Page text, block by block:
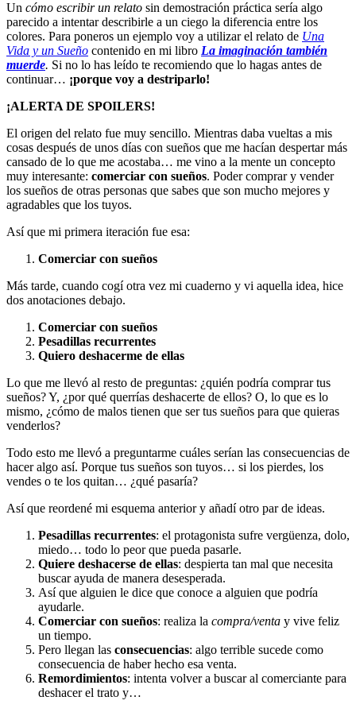
Un cómo escribir un relato sin demostración práctica sería algo
parecido a intentar describirle a un ciego la diferencia entre los
colores. Para poneros un ejemplo voy a utilizar el relato de Una
Vida y un Sueño contenido en mi libro La imaginación también
muerde. Si no lo has leído te recomiendo que lo hagas antes de
continuar… ¡porque voy a destriparlo!
¡ALERTA DE SPOILERS!
El origen del relato fue muy sencillo. Mientras daba vueltas a mis
cosas después de unos días con sueños que me hacían despertar más
cansado de lo que me acostaba… me vino a la mente un concepto
muy interesante: comerciar con sueños. Poder comprar y vender
los sueños de otras personas que sabes que son mucho mejores y
agradables que los tuyos.
Así que mi primera iteración fue esa:
Comerciar con sueños
Más tarde, cuando cogí otra vez mi cuaderno y vi aquella idea, hice
dos anotaciones debajo.
Comerciar con sueños
Pesadillas recurrentes
Quiero deshacerme de ellas
Lo que me llevó al resto de preguntas: ¿quién podría comprar tus
sueños? Y, ¿por qué querrías deshacerte de ellos? O, lo que es lo
mismo, ¿cómo de malos tienen que ser tus sueños para que quieras
venderlos?
Todo esto me llevó a preguntarme cuáles serían las consecuencias de
hacer algo así. Porque tus sueños son tuyos… si los pierdes, los
vendes o te los quitan… ¿qué pasaría?
Así que reordené mi esquema anterior y añadí otro par de ideas.
Pesadillas recurrentes: el protagonista sufre vergüenza, dolo,
miedo… todo lo peor que pueda pasarle.
Quiere deshacerse de ellas: despierta tan mal que necesita
buscar ayuda de manera desesperada.
Así que alguien le dice que conoce a alguien que podría
ayudarle.
Comerciar con sueños: realiza la compra/venta y vive feliz
un tiempo.
Pero llegan las consecuencias: algo terrible sucede como
consecuencia de haber hecho esa venta.
Remordimientos: intenta volver a buscar al comerciante para
deshacer el trato y…